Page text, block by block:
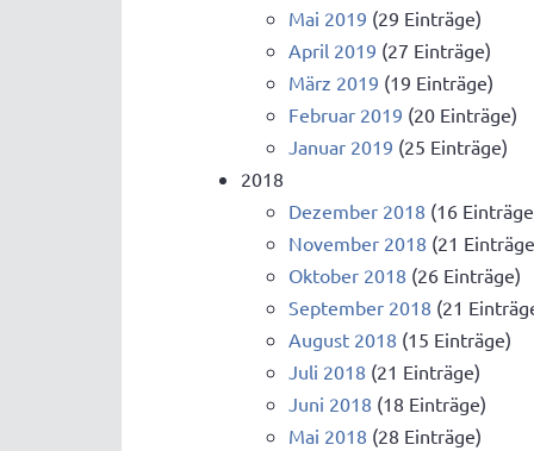
Mai 2019 (29 Einträge)
April 2019 (27 Einträge)
März 2019 (19 Einträge)
Februar 2019 (20 Einträge)
Januar 2019 (25 Einträge)
2018
Dezember 2018 (16
November 2018 (21
Oktober 2018 (26 Einträge)
September 2018 (21
August 2018 (15 Einträge)
Juli 2018 (21 Einträge)
Juni 2018 (18 Einträge)
Mai 2018 (28 Einträge)